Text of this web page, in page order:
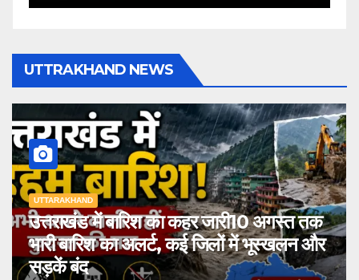
UTTRAKHAND NEWS
UTTARAKHAND
उत्तराखंड में बारिश का कहर जारी10 अगस्त तक
भारी बारिश का अलर्ट, कई जिलों में भूस्खलन और
सड़कें बंद